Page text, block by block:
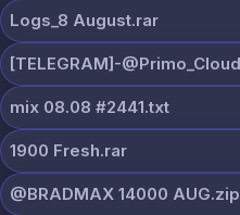
Logs_8 August.rar
mix 08.08 #2441.txt
1900 Fresh.rar
@BRADMAX 14000 AUG.zip